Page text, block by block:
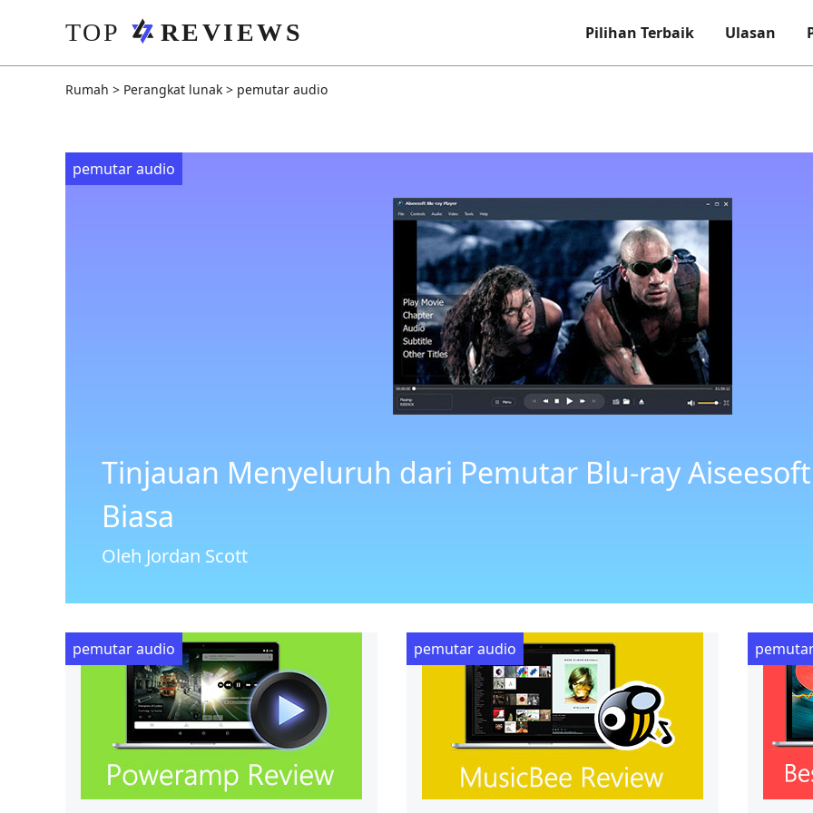
Pilihan Terbaik Ulasan
Rumah > Perangkat lunak > pemutar audio
Tinjauan Menyeluruh dari Pemutar Blu-ray
Biasa
Oleh Jordan Scott
pemutar audio
pemutar audio pemutar audio